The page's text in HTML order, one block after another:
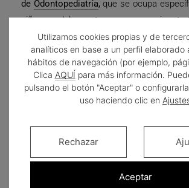
de Odontopediatría,que se ocupa
niños y adolescentes para prevenir y
problemas dentales en los dientes de
permanentes.
Somos unos de los pocos
especializados en odontopediatríaen
tratamiento de los pequeños de la
tranquilidad y confianza para que la
una experiencia divertida y no traumática.
Utilizamos cookies propias y de
analíticos en base a un perfil elaborado
hábitos de navegación (por ejemplo,
Clica AQUÍ para más información.
pulsando el botón "Aceptar" o
uso haciendo clic en
Aceptar
Rechazar